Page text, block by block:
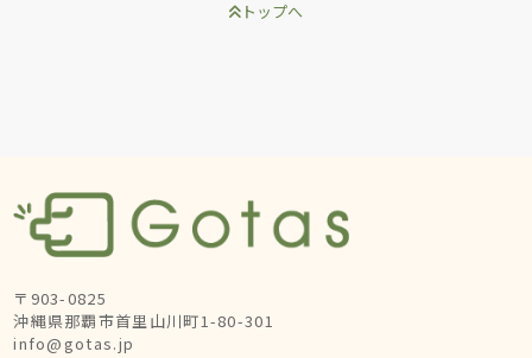
トップへ
〒903-0825
沖縄県那覇市首里山川町1-80-301
info@gotas.jp